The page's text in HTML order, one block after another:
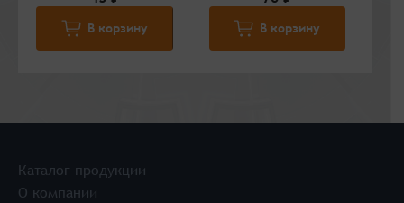
В корзину В корзину
Каталог продукции
О компании